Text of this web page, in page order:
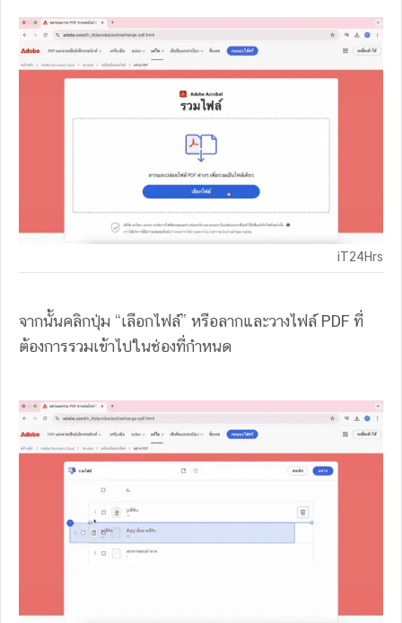
iT24Hrs
จากนั้นคลิกปุ่ม “เลือกไฟล์” หรือลากและวางไฟล์ PDF ที่
ต้องการรวมเข้าไปในช่องที่กำหนด